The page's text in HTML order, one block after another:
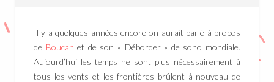
Il y a quelques années encore on aurait parlé à propos
de Boucan et de son « Déborder » de sono mondiale.
Aujourd’hui les temps ne sont plus nécessairement à
tous les vents et les frontières brûlent à nouveau de